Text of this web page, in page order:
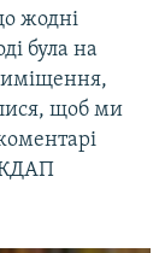
жодні
була на
щоб ми
КДАП